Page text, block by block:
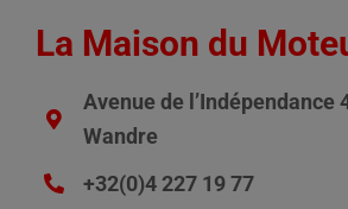
La Maison du
Avenue de l’Indépendance
Wandre
+32(0)4 227 19 77